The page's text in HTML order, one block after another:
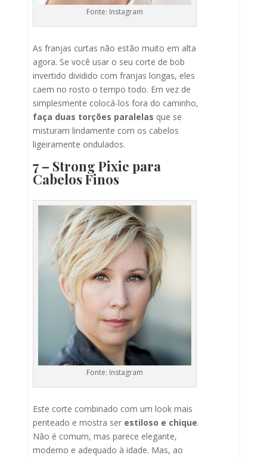
Fonte: Instagram
As franjas curtas não estão muito em alta
agora. Se você usar o seu corte de bob
invertido dividido com franjas longas, eles
caem no rosto o tempo todo. Em vez de
simplesmente colocá-los fora do caminho,
faça duas torções paralelas que se
misturam lindamente com os cabelos
ligeiramente ondulados.
7 – Strong Pixie para
Cabelos Finos
Fonte: Instagram
Este corte combinado com um look mais
penteado e mostra serestiloso e chique.
Não é comum, mas parece elegante,
moderno e adequado à idade. Mas, ao